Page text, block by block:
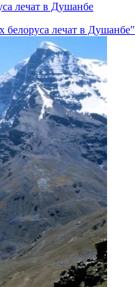
лечат в Душанбе
белоруса лечат в Душанбе"